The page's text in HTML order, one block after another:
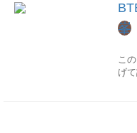
画
3.
「
導
峯
こ
げ